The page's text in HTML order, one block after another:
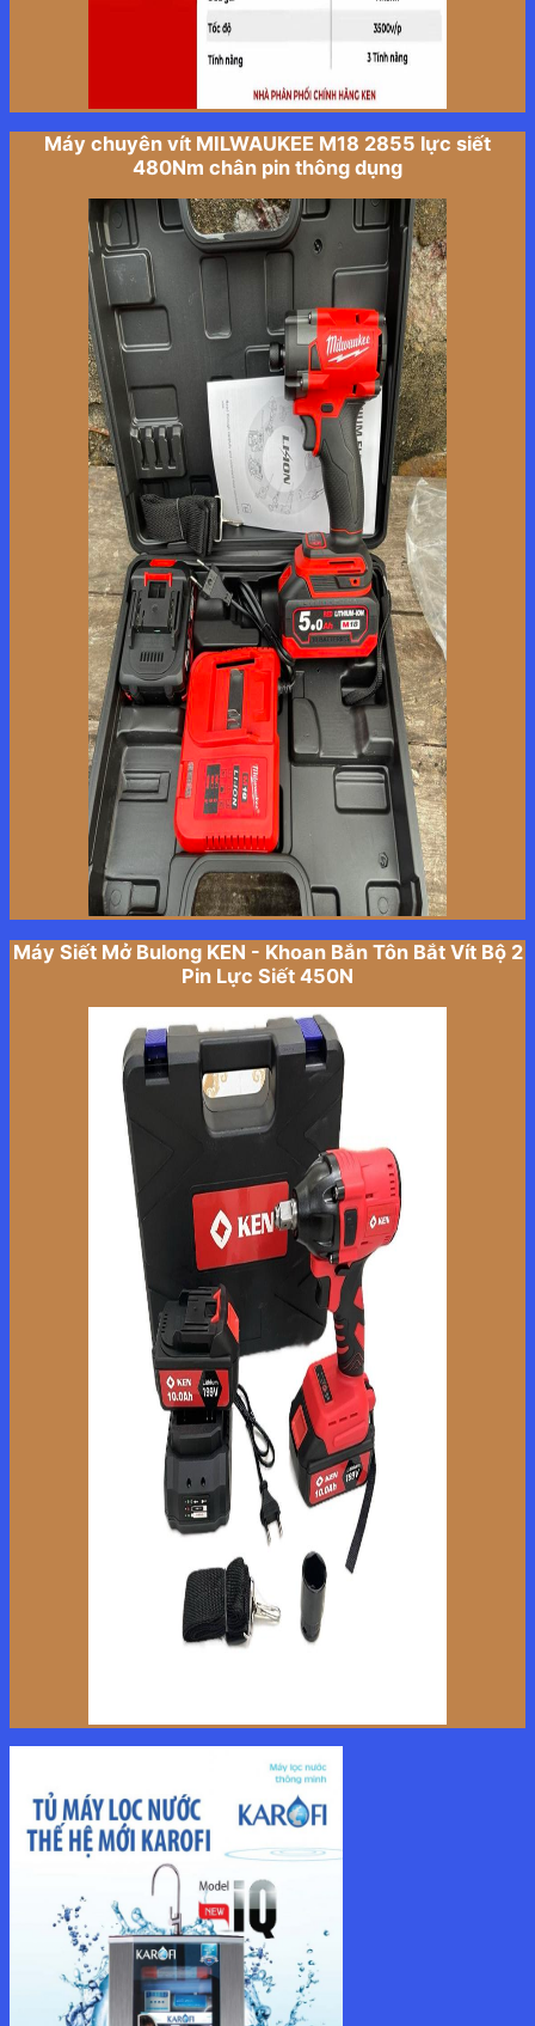
Máy chuyên vít MILWAUKEE M18 2855 lực siết
480Nm chân pin thông dụng
Máy Siết Mở Bulong KEN - Khoan Bắn Tôn Bắt Vít Bộ 2
Pin Lực Siết 450N